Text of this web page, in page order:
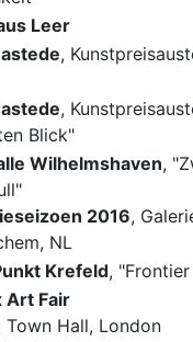
Leer
,
,
Blick"
Wilhelmshaven,
2016,
NL
Krefeld,
Art Fair
Town Hall, London